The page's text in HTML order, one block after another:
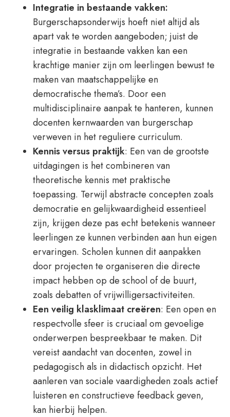
Integratie in bestaande vakken:
Burgerschapsonderwijs hoeft niet altijd als
apart vak te worden aangeboden; juist de
integratie in bestaande vakken kan een
krachtige manier zijn om leerlingen bewust te
maken van maatschappelijke en
democratische thema’s. Door een
multidisciplinaire aanpak te hanteren, kunnen
docenten kernwaarden van burgerschap
verweven in het reguliere curriculum.
Kennis versus praktijk: Een van de grootste
uitdagingen is het combineren van
theoretische kennis met praktische
toepassing. Terwijl abstracte concepten zoals
democratie en gelijkwaardigheid essentieel
zijn, krijgen deze pas echt betekenis wanneer
leerlingen ze kunnen verbinden aan hun eigen
ervaringen. Scholen kunnen dit aanpakken
door projecten te organiseren die directe
impact hebben op de school of de buurt,
zoals debatten of vrijwilligersactiviteiten.
Een veilig klasklimaat creëren: Een open en
respectvolle sfeer is cruciaal om gevoelige
onderwerpen bespreekbaar te maken. Dit
vereist aandacht van docenten, zowel in
pedagogisch als in didactisch opzicht. Het
aanleren van sociale vaardigheden zoals actief
luisteren en constructieve feedback geven,
kan hierbij helpen.